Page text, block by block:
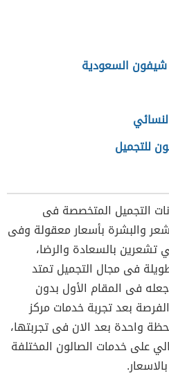
شيفون السعودية
للتجميل
بريدة والرس
فروع منطقة الرياض
التجميل المتخصصة فى
والبشرة بأسعار معقولة وفى
بالسعادة والرضا،
فى مجال التجميل تمتد
ما جعله فى المقام الأول بدون
بعد تجربة خدمات مركز
واحدة بعد الان فى تجربتها،
على خدمات الصالون المختلفة